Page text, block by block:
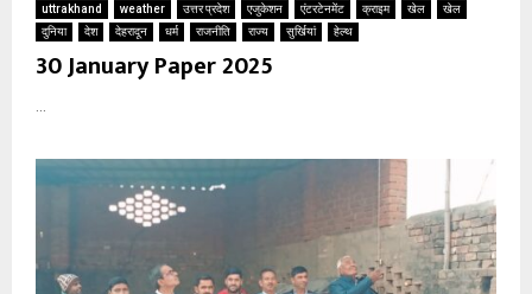
uttrakhand
weather उत्तर प्रदेश एजुकेशन एंटरटेनमेंट क्राइम खेल
खेल
दुनिया
देश देहरादून धर्म राजनीति राज्य सुर्खियां हेल्थ
30 January Paper 2025